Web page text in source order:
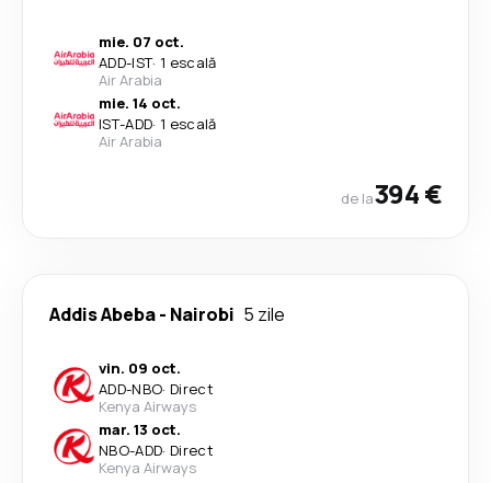
mie. 07 oct.
ADD-IST· 1 escală
Air Arabia
mie. 14 oct.
IST-ADD· 1 escală
Air Arabia
de la394 €
Addis Abeba- Nairobi 5 zile
vin. 09 oct.
ADD-NBO· Direct
Kenya Airways
mar. 13 oct.
NBO-ADD· Direct
Kenya Airways